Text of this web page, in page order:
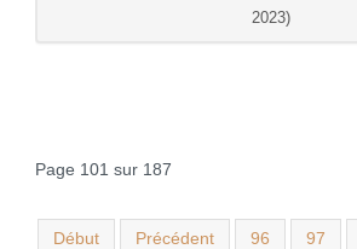
2023)
Page 101 sur 187
Début Précédent 96 97